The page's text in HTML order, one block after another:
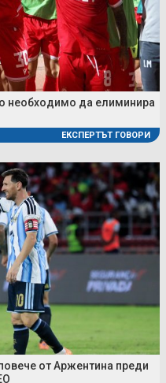
необходимо да елиминира
ЕКСПЕРТЪТ ГОВОРИ
от Аржентина преди